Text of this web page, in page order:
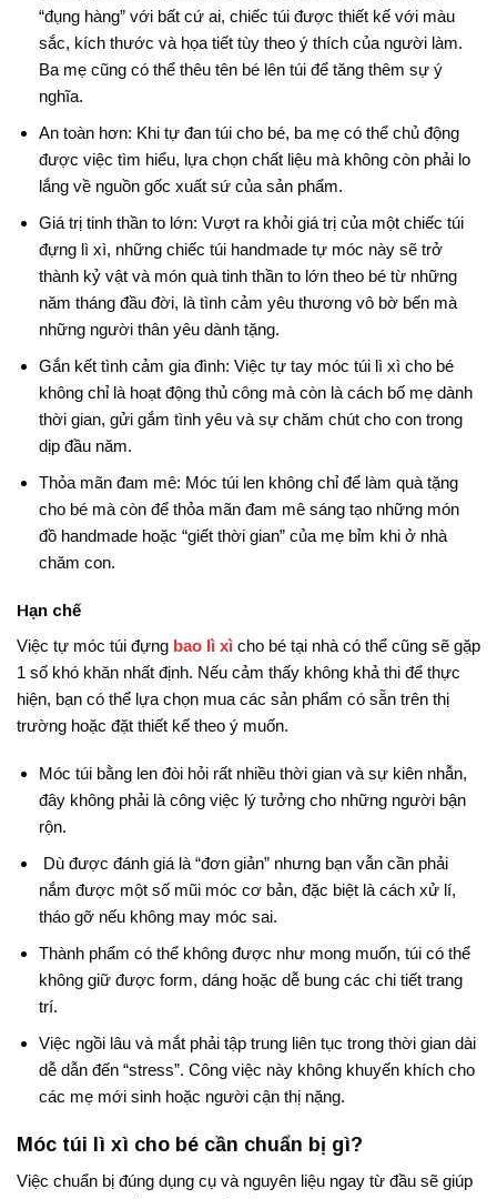
“đụng hàng” với bất cứ ai, chiếc túi được thiết kế với màu
sắc, kích thước và họa tiết tùy theo ý thích của người làm.
Ba mẹ cũng có thể thêu tên bé lên túi để tăng thêm sự ý
nghĩa.
An toàn hơn: Khi tự đan túi cho bé, ba mẹ có thể chủ động
được việc tìm hiểu, lựa chọn chất liệu mà không còn phải lo
lắng về nguồn gốc xuất sứ của sản phẩm.
Giá trị tinh thần to lớn: Vượt ra khỏi giá trị của một chiếc túi
đựng lì xì, những chiếc túi handmade tự móc này sẽ trở
thành kỷ vật và món quà tinh thần to lớn theo bé từ những
năm tháng đầu đời, là tình cảm yêu thương vô bờ bến mà
những người thân yêu dành tặng.
Gắn kết tình cảm gia đình: Việc tự tay móc túi lì xì cho bé
không chỉ là hoạt động thủ công mà còn là cách bố mẹ dành
thời gian, gửi gắm tình yêu và sự chăm chút cho con trong
dịp đầu năm.
Thỏa mãn đam mê: Móc túi len không chỉ để làm quà tặng
cho bé mà còn để thỏa mãn đam mê sáng tạo những món
đồ handmade hoặc “giết thời gian” của mẹ bỉm khi ở nhà
chăm con.
Hạn chế
Việc tự móc túi đựng bao lì xì cho bé tại nhà có thể cũng sẽ gặp
1 số khó khăn nhất định. Nếu cảm thấy không khả thi để thực
hiện, bạn có thể lựa chọn mua các sản phẩm có sẵn trên thị
trường hoặc đặt thiết kế theo ý muốn.
Móc túi bằng len đòi hỏi rất nhiều thời gian và sự kiên nhẫn,
đây không phải là công việc lý tưởng cho những người bận
rộn.
Dù được đánh giá là “đơn giản” nhưng bạn vẫn cần phải
nắm được một số mũi móc cơ bản, đặc biệt là cách xử lí,
tháo gỡ nếu không may móc sai.
Thành phẩm có thể không được như mong muốn, túi có thể
không giữ được form, dáng hoặc dễ bung các chi tiết trang
trí.
Việc ngồi lâu và mắt phải tập trung liên tục trong thời gian dài
dễ dẫn đến “stress”. Công việc này không khuyến khích cho
các mẹ mới sinh hoặc người cận thị nặng.
Móc túi lì xì cho bé cần chuẩn bị gì?
Việc chuẩn bị đúng dụng cụ và nguyên liệu ngay từ đầu sẽ giúp